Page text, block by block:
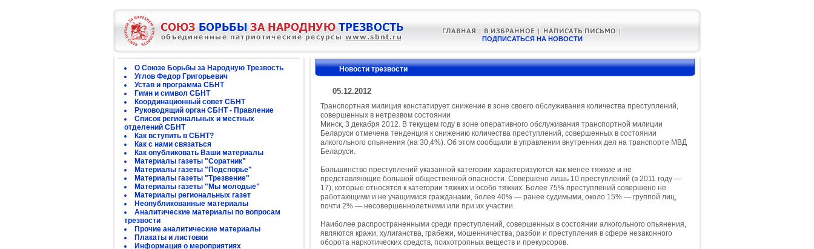
ПОДПИСАТЬСЯ НА НОВОСТИ
О Союзе Борьбы за Народную Трезвость
Углов Федор Григорьевич
Устав и программа СБНТ
Гимн и символ СБНТ
Координационный совет СБНТ
Руководящий орган СБНТ - Правление
Список региональных и местных
отделений СБНТ
Как вступить в СБНТ?
Как с нами связаться
Как опубликовать Ваши материалы
Материалы газеты "Соратник"
Материалы газеты "Подспорье"
Материалы газеты "Трезвение"
Материалы газеты "Мы молодые"
Материалы региональных газет
Неопубликованные материалы
Аналитические материалы по вопросам
трезвости
Прочие аналитические материалы
Плакаты и листовки
Информация о мероприятиях
Новости трезвости
05.12.2012
Транспортная милиция констатирует снижение в зоне своего обслуживания количества преступлений,
совершенных в нетрезвом состоянии
Минск, 3 декабря 2012. В текущем году в зоне оперативного обслуживания транспортной милиции
Беларуси отмечена тенденция к снижению количества преступлений, совершенных в состоянии
алкогольного опьянения (на 30,4%). Об этом сообщили в управлении внутренних дел на транспорте МВД
Беларуси.
Большинство преступлений указанной категории характеризуются как менее тяжкие и не
представляющие большой общественной опасности. Совершено лишь 10 преступлений (в 2011 году —
17), которые относятся к категории тяжких и особо тяжких. Более 75% преступлений совершено не
работающими и не учащимися гражданами, более 40% — ранее судимыми, около 15% — группой лиц,
почти 2% — несовершеннолетними или при их участии.
Наиболее распространенными среди преступлений, совершенных в состоянии алкогольного опьянения,
являются кражи, хулиганства, грабежи, мошенничества, разбои и преступления в сфере незаконного
оборота наркотических средств, психотропных веществ и прекурсоров.